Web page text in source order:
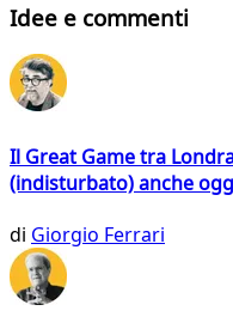
Idee e commenti
Il Great Game tra
(indisturbato) anche
di Giorgio Ferrari